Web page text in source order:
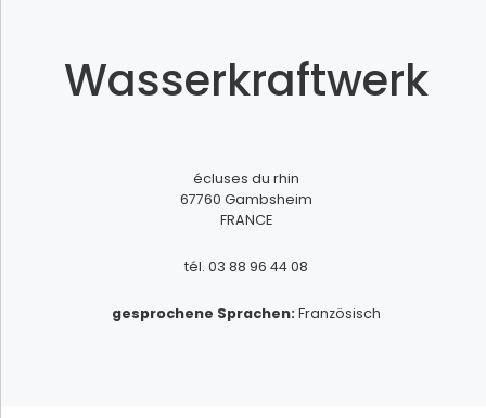
erleben
Wasserkraftwerk
écluses du rhin
67760 Gambsheim
FRANCE
tél. 03 88 96 44 08
gesprochene Sprachen: Französisch